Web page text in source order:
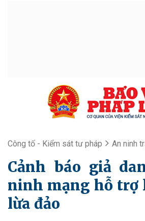
Công tố - Kiểm sát tư pháp An ninh
Cảnh báo giả
ninh mạng hỗ trợ
lừa đảo